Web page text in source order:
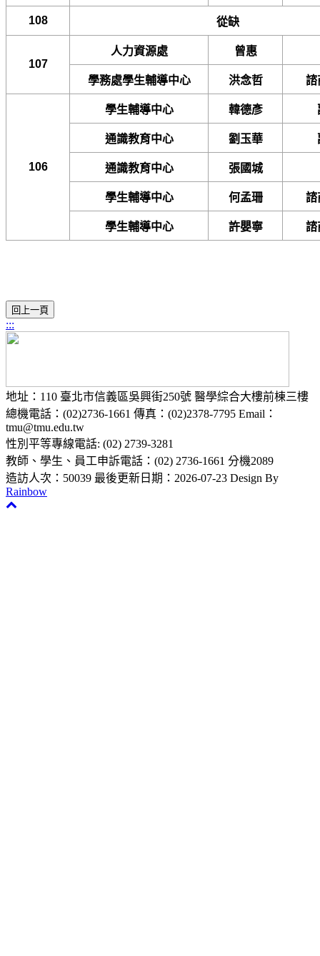
108 從缺
107
人力資源處 曾惠
學務處學生輔導中心 洪念哲 諮
106
學生輔導中心 韓德彥
通識教育中心 劉玉華
通識教育中心 張國城
學生輔導中心 何孟珊 諮
學生輔導中心 許嬰寧 諮
:::
地址：110 臺北市信義區吳興街250號 醫學綜合大樓前棟三樓
總機電話：(02)2736-1661 傳真：(02)2378-7795 Email：
tmu@tmu.edu.tw
性別平等專線電話: (02) 2739-3281
教師、學生、員工申訴電話：(02) 2736-1661 分機2089
造訪人次：50039 最後更新日期：2026-07-23 Design By
Rainbow